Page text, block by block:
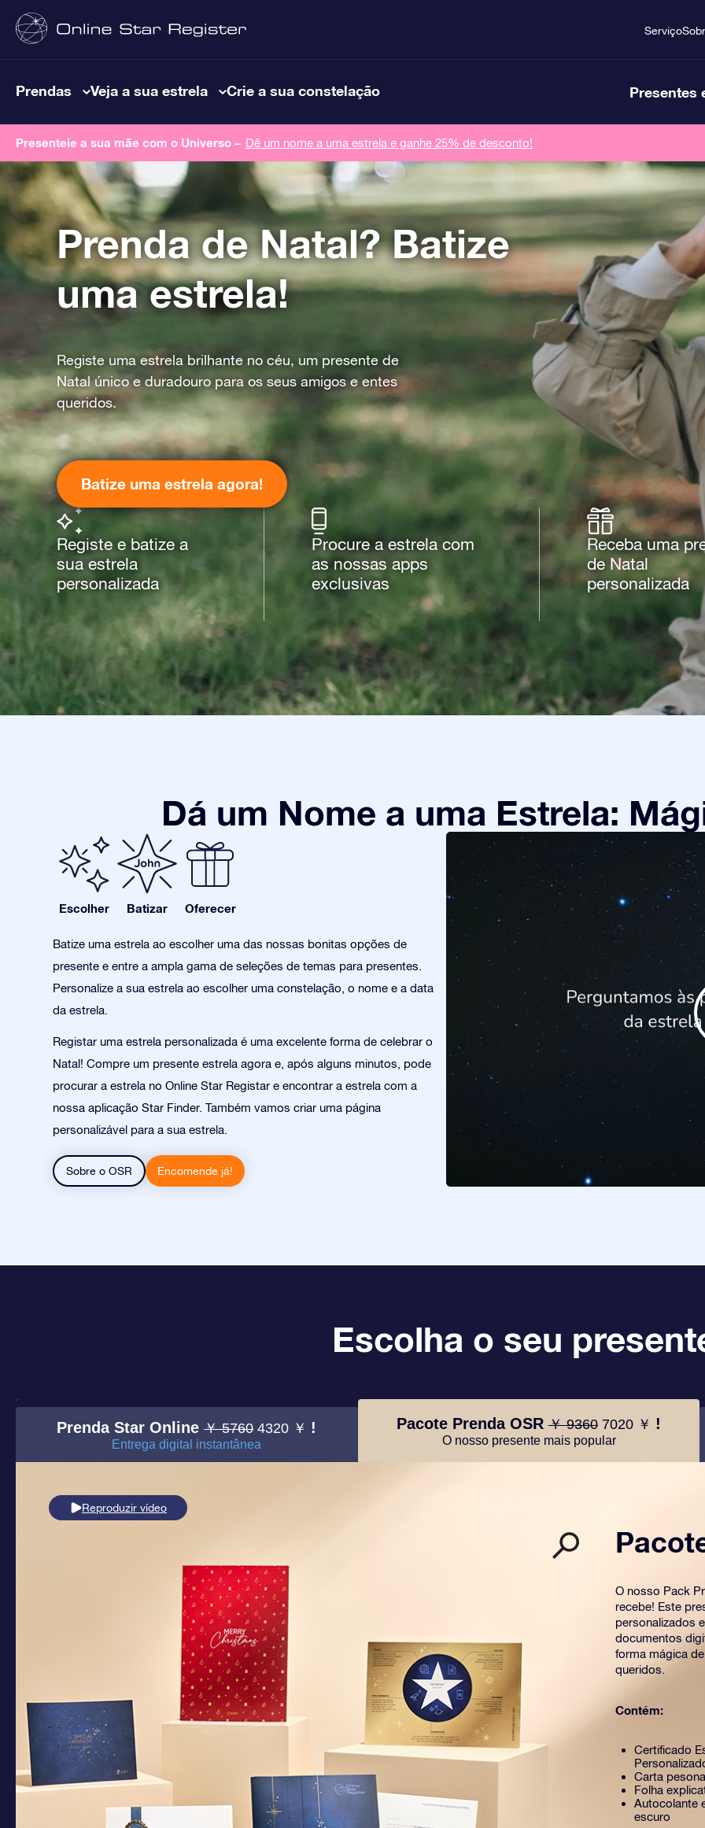
Serviço
Prendas Veja a sua estrela Crie a sua constelação Presentes
Presenteie a sua mãe com o Universo – Dê um nome a uma estrela e ganhe 25% de desconto!
Prenda de Natal? Batize
uma estrela!
Registe uma estrela brilhante no céu, um presente de
Natal único e duradouro para os seus amigos e entes
queridos.
Batize uma estrela agora!
Registe e batize a
sua estrela
personalizada
Procure a estrela com
as nossas apps
exclusivas
Receba uma
de Natal
personalizada
Dá um Nome a uma Estrela:
Escolher Batizar Oferecer
Batize uma estrela ao escolher uma das nossas bonitas opções de
presente e entre a ampla gama de seleções de temas para presentes.
Personalize a sua estrela ao escolher uma constelação, o nome e a data
da estrela.
Registar uma estrela personalizada é uma excelente forma de celebrar o
Natal! Compre um presente estrela agora e, após alguns minutos, pode
procurar a estrela no Online Star Registar e encontrar a estrela com a
nossa aplicação Star Finder. Também vamos criar uma página
personalizável para a sua estrela.
Sobre o OSR Encomende já!
Escolha o seu
Prenda Star Online￥ 5760 4320 ￥ !
Entrega digital instantânea
Pacote Prenda OSR ￥ 9360 7020 ￥ !
O nosso presente mais popular
Reproduzir vídeo
O nosso Pack
recebe! Este
personalizados
documentos
forma mágica
queridos.
Contém:
Certificado
Carta
Folha
Autocolante
escuro